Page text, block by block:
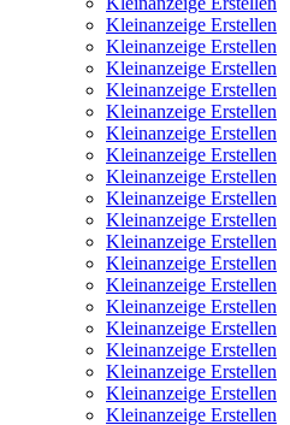
Kleinanzeige Erstellen
Kleinanzeige Erstellen
Kleinanzeige Erstellen
Kleinanzeige Erstellen
Kleinanzeige Erstellen
Kleinanzeige Erstellen
Kleinanzeige Erstellen
Kleinanzeige Erstellen
Kleinanzeige Erstellen
Kleinanzeige Erstellen
Kleinanzeige Erstellen
Kleinanzeige Erstellen
Kleinanzeige Erstellen
Kleinanzeige Erstellen
Kleinanzeige Erstellen
Kleinanzeige Erstellen
Kleinanzeige Erstellen
Kleinanzeige Erstellen
Kleinanzeige Erstellen